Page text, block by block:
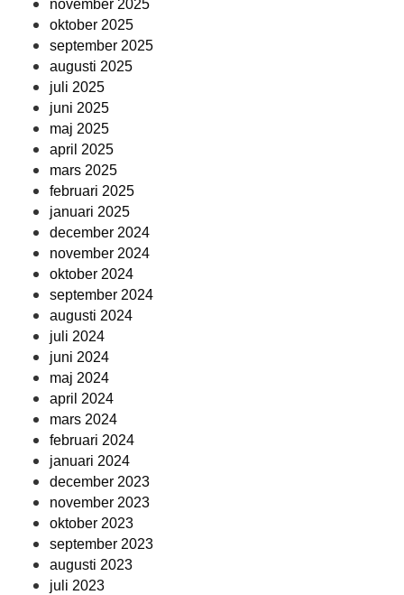
november 2025
oktober 2025
september 2025
augusti 2025
juli 2025
juni 2025
maj 2025
april 2025
mars 2025
februari 2025
januari 2025
december 2024
november 2024
oktober 2024
september 2024
augusti 2024
juli 2024
juni 2024
maj 2024
april 2024
mars 2024
februari 2024
januari 2024
december 2023
november 2023
oktober 2023
september 2023
augusti 2023
juli 2023